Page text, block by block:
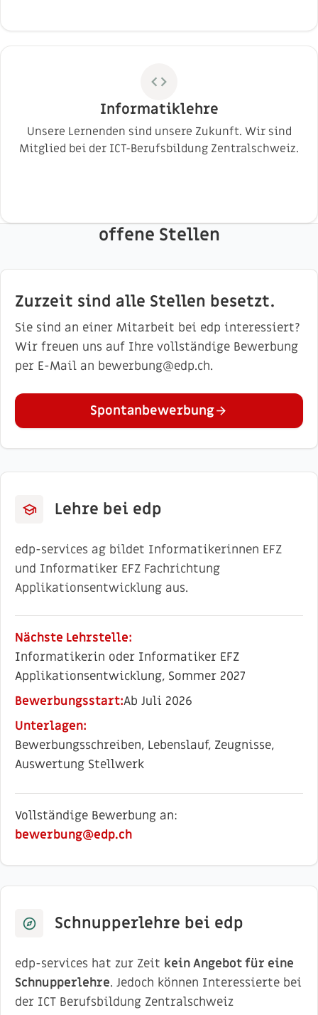
code
Informatiklehre
Unsere Lernenden sind unsere Zukunft. Wir sind
Mitglied bei der ICT-Berufsbildung Zentralschweiz.
offene Stellen
Zurzeit sind alle Stellen besetzt.
Sie sind an einer Mitarbeit bei edp interessiert?
Wir freuen uns auf Ihre vollständige Bewerbung
per E-Mail an bewerbung@edp.ch.
Spontanbewerbungarrow_forward
school Lehre bei edp
edp-services ag bildet Informatikerinnen EFZ
und Informatiker EFZ Fachrichtung
Applikationsentwicklung aus.
Nächste Lehrstelle:
Informatikerin oder Informatiker EFZ
Applikationsentwicklung, Sommer 2027
Bewerbungsstart:Ab Juli 2026
Unterlagen:
Bewerbungsschreiben, Lebenslauf, Zeugnisse,
Auswertung Stellwerk
Vollständige Bewerbung an:
bewerbung@edp.ch
explore Schnupperlehre bei edp
edp-services hat zur Zeit kein Angebot für eine
Schnupperlehre. Jedoch können Interessierte bei
der ICT Berufsbildung Zentralschweiz